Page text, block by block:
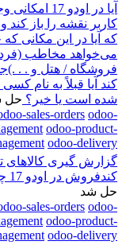
آیا در اودو 17
کاربر نقشه را باز کند
که آیا در این مکانی
می‌خواهد مخاطب
فروشگاه / هتل و . .
کند آیا قبلاً به نام
شده است یا خیر؟ حل
sales-orders odoo-
odoo-product-
odoo-delivery
گزارش گیری کالاهای
کندفروش در اودو 17 چگونه است ؟
حل شد
sales-orders odoo-
odoo-product-
odoo-delivery